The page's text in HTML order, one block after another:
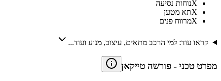
Xנוחות נסיעה
Xתא מטען
Xמרווח פנים
קראו עוד: למי הרכב מתאים, עיצוב, מנוע ועוד...
מפרט טכני - פורשה טייקאן